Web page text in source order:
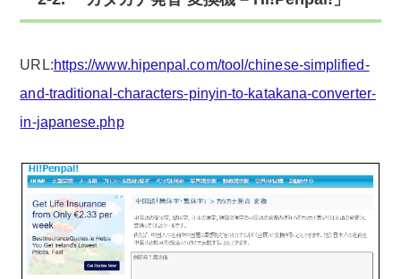
URL:https://www.hipenpal.com/tool/chinese-simplified-
and-traditional-characters-pinyin-to-katakana-converter-
in-japanese.php